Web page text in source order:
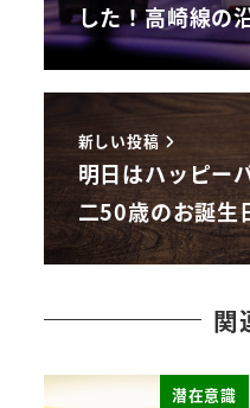
した！高崎線の
新しい投稿
明日はハッピー
二50歳のお誕生
関
潜在意識